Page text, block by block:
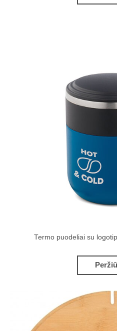
Termo puodeliai su